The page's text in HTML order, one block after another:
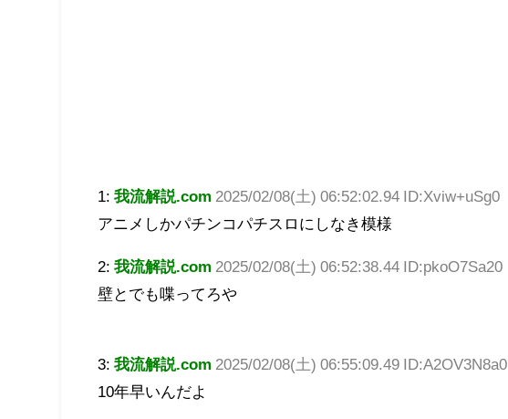
1:我流解説.com 2025/02/08(土) 06:52:02.94 ID:Xviw+uSg0
アニメしかパチンコパチスロにしなき模様
2:我流解説.com 2025/02/08(土) 06:52:38.44 ID:pkoO7Sa20
壁とでも喋ってろや
3:我流解説.com 2025/02/08(土) 06:55:09.49 ID:A2OV3N8a0
10年早いんだよ